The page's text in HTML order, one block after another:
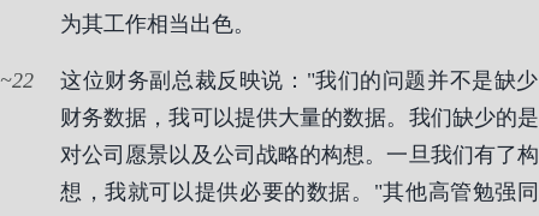
为其工作相当出色。
22
这位财务副总裁反映说："我们的问题并不是缺少
财务数据，我可以提供大量的数据。我们缺少的是
对公司愿景以及公司战略的构想。一旦我们有了构
想，我就可以提供必要的数据。"其他高管勉强同